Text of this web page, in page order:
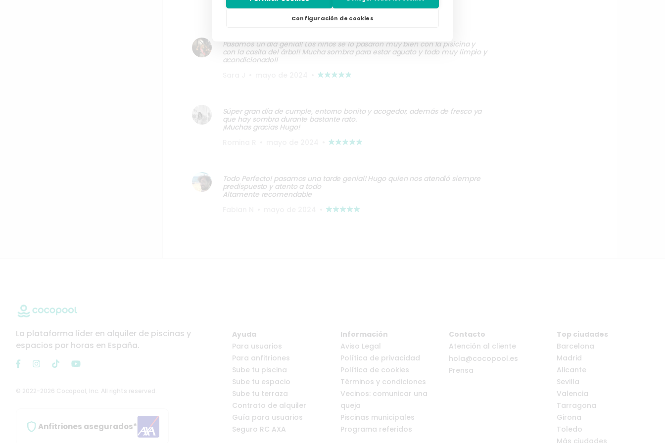
Configuración de cookies
Gabriela A • julio de 2024 •
Pasamos un día genial! Los niños se lo pasaron muy bien con la pisicina y
con la casita del árbol! Mucha sombra para estar aguato y todo muy limpio y
acondicionado!!
Súper gran día de cumple, entorno bonito y acogedor, además de fresco ya
que hay sombra durante bastante rato.
¡Muchas gracias Hugo!
Todo Perfecto! pasamos una tarde genial! Hugo quien nos atendió siempre
predispuesto y atento a todo
Altamente recomendable
La plataforma líder en alquiler de piscinas y
espacios por horas en España.
© 2022-2026 Cocopool, Inc. All rights reserved.
Anfitriones asegurados*
Ayuda
Para usuarios
Para anfitriones
Sube tu piscina
Sube tu espacio
Sube tu terraza
Contrato de alquiler
Guía para usuarios
Seguro RC AXA
Información
Aviso Legal
Política de privacidad
Política de cookies
Términos y condiciones
Vecinos: comunicar una
queja
Piscinas municipales
Programa referidos
Contacto
Atención al cliente
hola@cocopool.es
Prensa
Top ciudades
Barcelona
Madrid
Alicante
Sevilla
Valencia
Tarragona
Girona
Toledo